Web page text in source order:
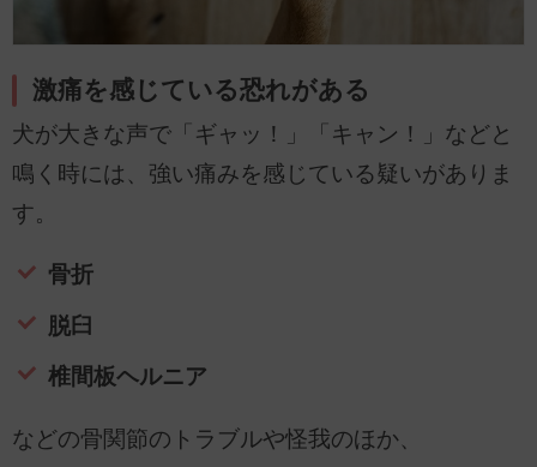
激痛を感じている恐れがある
犬が大きな声で「ギャッ！」「キャン！」などと
鳴く時には、強い痛みを感じている疑いがありま
す。
骨折
脱臼
椎間板ヘルニア
などの骨関節のトラブルや怪我のほか、